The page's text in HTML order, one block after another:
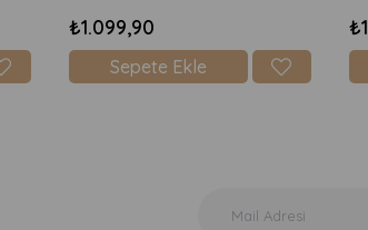
₺1.099,90
Sepete Ekle